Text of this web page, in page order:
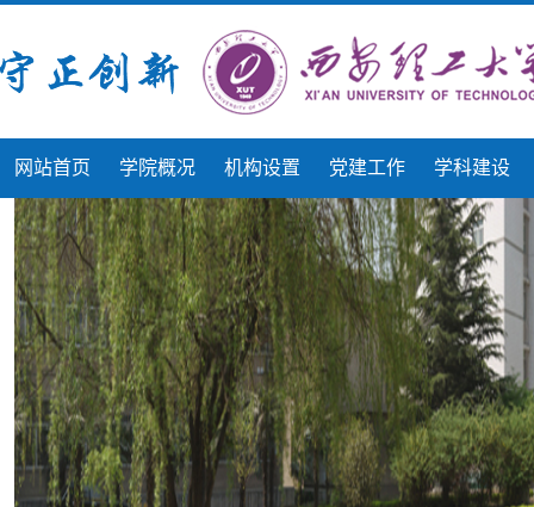
网站首页 学院概况 机构设置 党建工作 学科建设